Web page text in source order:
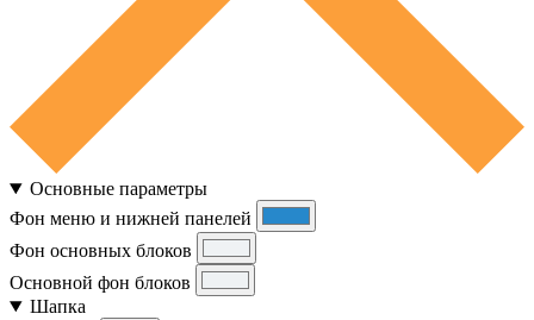
Основные параметры
Фон меню и нижней панелей
Фон основных блоков
Основной фон блоков
Шапка